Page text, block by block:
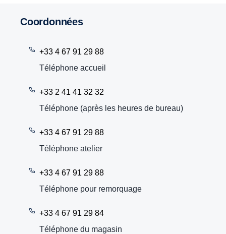
Coordonnées
+33 4 67 91 29 88
Téléphone accueil
+33 2 41 41 32 32
Téléphone (après les heures de bureau)
+33 4 67 91 29 88
Téléphone atelier
+33 4 67 91 29 88
Téléphone pour remorquage
+33 4 67 91 29 84
Téléphone du magasin